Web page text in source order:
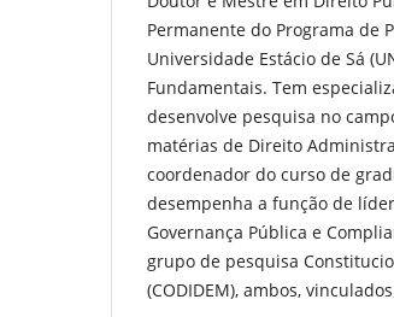
Permanente do Programa de
Universidade Estácio de Sá
Fundamentais. Tem
desenvolve pesquisa no
matérias de Direito
coordenador do curso de
desempenha a função de
Governança Pública e
grupo de pesquisa
(CODIDEM), ambos, vinculados